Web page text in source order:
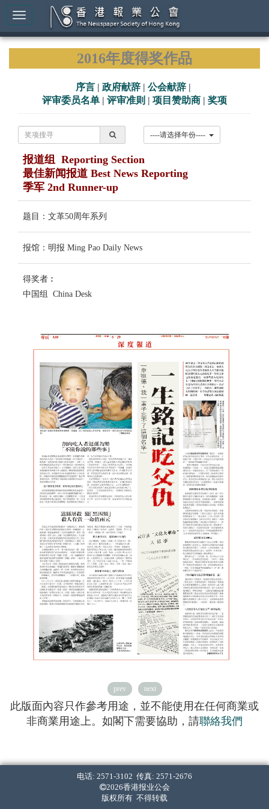
2016年度得奖作品
序言 | 政府献辞 | 公会献辞 |
评审委员名单 | 评审准则 | 项目赞助商 | 奖项
报道组 Reporting Section
最佳新闻报道 Best News Reporting
季军 2nd Runner-up
题目：文革50周年系列
报馆：明报 Ming Pao Daily News
得奖者︰
中国组 China Desk
prev next
此版面內容只作參考用途，並不能使用在任何商業或
非商業用途上。如閣下需要協助，請聯絡我們
电话: 2571-3102 传真: 2571-2676
2026香港报业公会
版权所有 不得转载